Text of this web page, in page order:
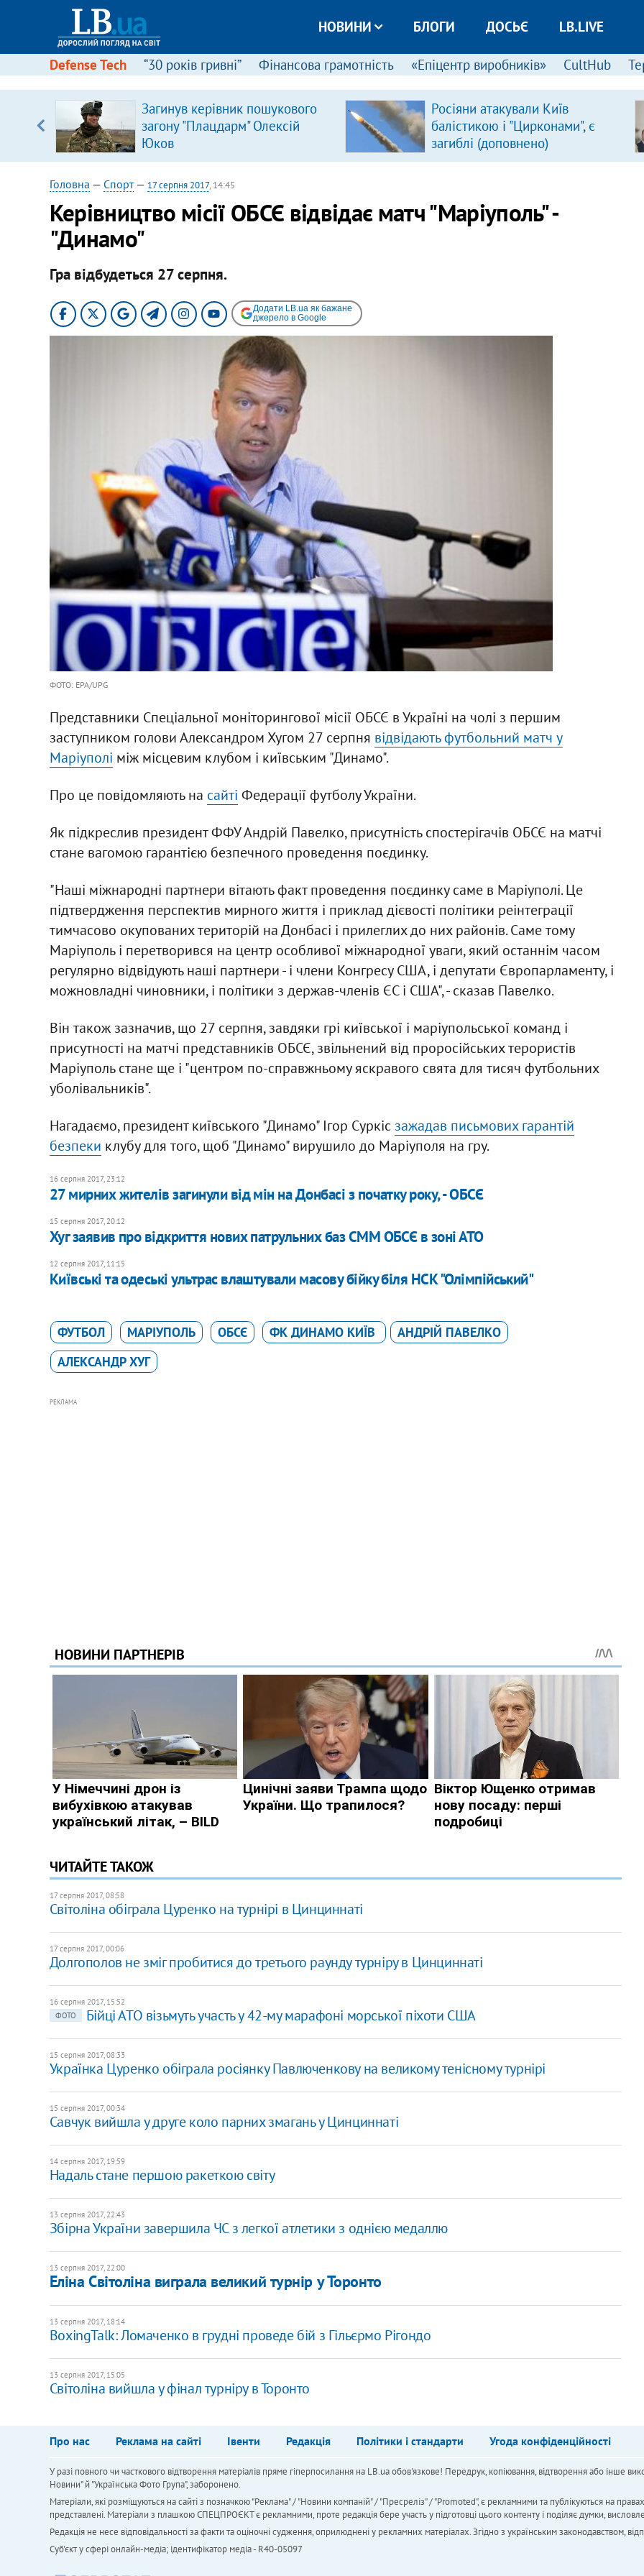
НОВИНИ БЛОГИ ДОСЬЄ LB.LIVE
Defense Tech “30 років гривні” Фінансова грамотність «Епіцентр виробників» CultHub
Загинув керівник пошукового
загону "Плацдарм" Олексій
Юков
Росіяни атакували Київ
балістикою і "Цирконами", є
загиблі (доповнено)
Головна — Спорт— 17 серпня 2017, 14:45
Керівництво місії ОБСЄ відвідає матч "Маріуполь" -
"Динамо"
Гра відбудеться 27 серпня.
Додати LB.ua як бажане
джерело в Google
ФОТО: EPA/UPG
Представники Спеціальної моніторингової місії ОБСЄ в Україні на чолі з першим
заступником голови Александром Хугом 27 серпня відвідають футбольний матч у
Маріуполі між місцевим клубом і київським "Динамо".
Про це повідомляють на сайті Федерації футболу України.
Як підкреслив президент ФФУ Андрій Павелко, присутність спостерігачів ОБСЄ на матчі
стане вагомою гарантією безпечного проведення поєдинку.
"Наші міжнародні партнери вітають факт проведення поєдинку саме в Маріуполі. Це
підтвердження перспектив мирного життя і приклад дієвості політики реінтеграції
тимчасово окупованих територій на Донбасі і прилеглих до них районів. Саме тому
Маріуполь і перетворився на центр особливої міжнародної уваги, який останнім часом
регулярно відвідують наші партнери - і члени Конгресу США, і депутати Європарламенту, і
можновладні чиновники, і політики з держав-членів ЄС і США", - сказав Павелко.
Він також зазначив, що 27 серпня, завдяки грі київської і маріупольської команд і
присутності на матчі представників ОБСЄ, звільнений від проросійських терористів
Маріуполь стане ще і "центром по-справжньому яскравого свята для тисяч футбольних
уболівальників".
Нагадаємо, президент київського "Динамо" Ігор Суркіс зажадав письмових гарантій
безпеки клубу для того, щоб "Динамо" вирушило до Маріуполя на гру.
16 серпня 2017, 23:12
27 мирних жителів загинули від мін на Донбасі з початку року, - ОБСЄ
15 серпня 2017, 20:12
Хуг заявив про відкриття нових патрульних баз СММ ОБСЄ в зоні АТО
12 серпня 2017, 11:15
Київські та одеські ультрас влаштували масову бійку біля НСК "Олімпійський"
ФУТБОЛ МАРІУПОЛЬ ОБСЄ ФК ДИНАМО КИЇВ
АНДРІЙ ПАВЕЛКО
АЛЕКСАНДР ХУГ
РЕКЛАМА
ЧИТАЙТЕ ТАКОЖ
17 серпня 2017, 08:58
Світоліна обіграла Цуренко на турнірі в Цинциннаті
17 серпня 2017, 00:06
Долгополов не зміг пробитися до третього раунду турніру в Цинциннаті
16 серпня 2017, 15:52
ФОТО
Бійці АТО візьмуть участь у 42-му марафоні морської піхоти США
15 серпня 2017, 08:33
Українка Цуренко обіграла росіянку Павлюченкову на великому тенісному турнірі
15 серпня 2017, 00:34
Савчук вийшла у друге коло парних змагань у Цинциннаті
14 серпня 2017, 19:59
Надаль стане першою ракеткою світу
13 серпня 2017, 22:43
Збірна України завершила ЧС з легкої атлетики з однією медаллю
13 серпня 2017, 22:00
Еліна Світоліна виграла великий турнір у Торонто
13 серпня 2017, 18:14
BoxingTalk: Ломаченко в грудні проведе бій з Гільєрмо Рігондо
13 серпня 2017, 15:05
Світоліна вийшла у фінал турніру в Торонто
Про нас Реклама на сайті Івенти Редакція Політики і стандарти Угода конфіденційності
У разі повного чи часткового відтворення матеріалів пряме гіперпосилання на LB.ua обов'язкове! Передрук, копіювання, відтворення або інше
Новини" й "Українська Фото Група", заборонено.
Матеріали, які розміщуються на сайті з позначкою "Реклама" / "Новини компаній" / "Пресреліз" / "Promoted", є рекламними та публікуються на
представлені. Матеріали з плашкою СПЕЦПРОЄКТ є рекламними, проте редакція бере участь у підготовці цього контенту і поділяє думки,
Редакція не несе відповідальності за факти та оціночні судження, оприлюднені у рекламних матеріалах. Згідно з українським законодавством,
Cуб'єкт у сфері онлайн-медіа; ідентифікатор медіа - R40-05097